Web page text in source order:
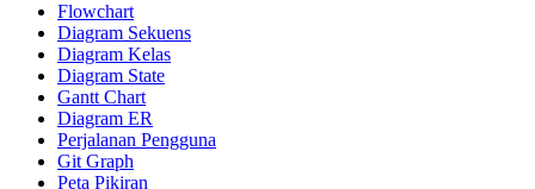
Flowchart
Diagram Sekuens
Diagram Kelas
Diagram State
Gantt Chart
Diagram ER
Perjalanan Pengguna
Git Graph
Peta Pikiran